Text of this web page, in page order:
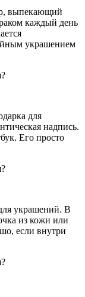
выпекающий
каждый день
украшением
для
надпись.
Его просто
украшений. В
из кожи или
если внутри